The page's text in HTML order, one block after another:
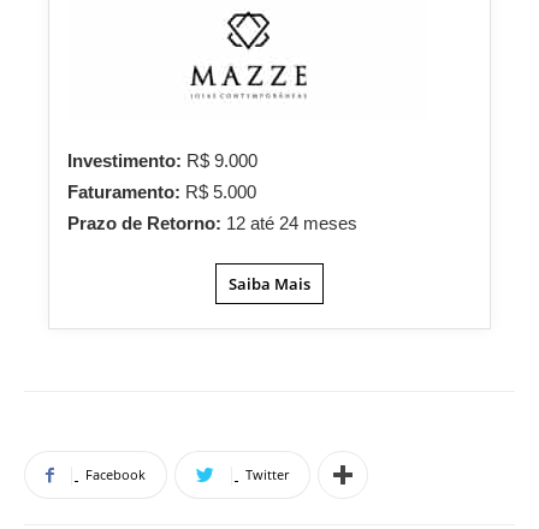
Investimento: R$ 9.000
Faturamento: R$ 5.000
Prazo de Retorno: 12 até 24 meses
Saiba Mais
Facebook Twitter